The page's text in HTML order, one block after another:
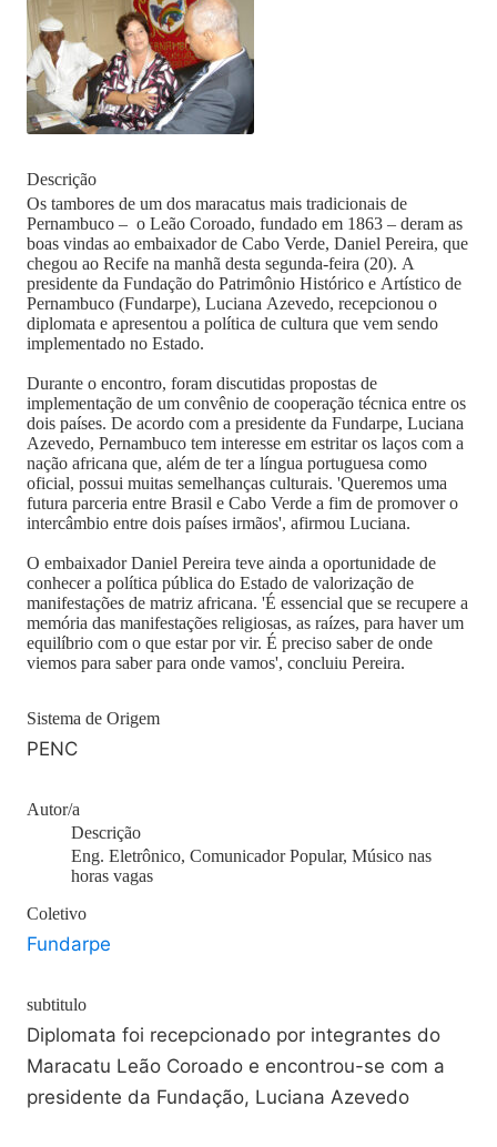
Descrição
Os tambores de um dos maracatus mais tradicionais de
Pernambuco – o Leão Coroado, fundado em 1863 – deram as
boas vindas ao embaixador de Cabo Verde, Daniel Pereira, que
chegou ao Recife na manhã desta segunda-feira (20). A
presidente da Fundação do Patrimônio Histórico e Artístico de
Pernambuco (Fundarpe), Luciana Azevedo, recepcionou o
diplomata e apresentou a política de cultura que vem sendo
implementado no Estado.
Durante o encontro, foram discutidas propostas de
implementação de um convênio de cooperação técnica entre os
dois países. De acordo com a presidente da Fundarpe, Luciana
Azevedo, Pernambuco tem interesse em estritar os laços com a
nação africana que, além de ter a língua portuguesa como
oficial, possui muitas semelhanças culturais. 'Queremos uma
futura parceria entre Brasil e Cabo Verde a fim de promover o
intercâmbio entre dois países irmãos', afirmou Luciana.
O embaixador Daniel Pereira teve ainda a oportunidade de
conhecer a política pública do Estado de valorização de
manifestações de matriz africana. 'É essencial que se recupere a
memória das manifestações religiosas, as raízes, para haver um
equilíbrio com o que estar por vir. É preciso saber de onde
viemos para saber para onde vamos', concluiu Pereira.
Sistema de Origem
PENC
Autor/a
Descrição
Eng. Eletrônico, Comunicador Popular, Músico nas
horas vagas
Coletivo
Fundarpe
subtitulo
Diplomata foi recepcionado por integrantes do
Maracatu Leão Coroado e encontrou-se com a
presidente da Fundação, Luciana Azevedo